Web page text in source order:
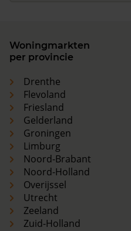
Woningmarkten
per provincie
Drenthe
Flevoland
Friesland
Gelderland
Groningen
Limburg
Noord-Brabant
Noord-Holland
Overijssel
Utrecht
Zeeland
Zuid-Holland